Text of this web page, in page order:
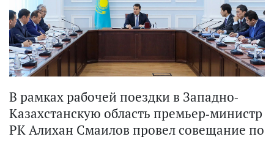
В рамках рабочей поездки в Западно-
Казахстанскую область премьер-министр
РК Алихан Смаилов провел совещание по